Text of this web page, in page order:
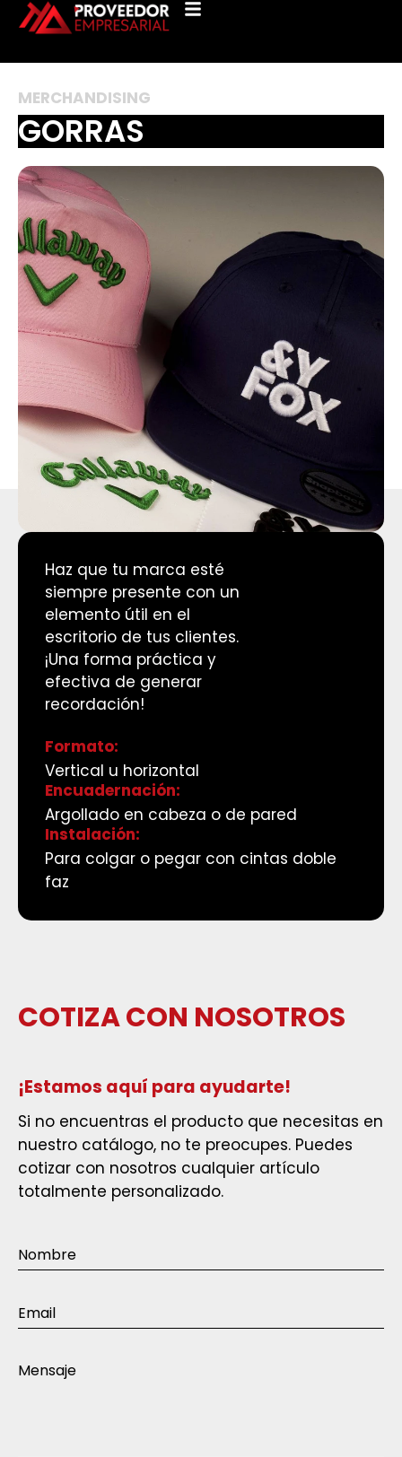
MERCHANDISING
GORRAS
Haz que tu marca esté
siempre presente con un
elemento útil en el
escritorio de tus clientes.
¡Una forma práctica y
efectiva de generar
recordación!
Formato:
Vertical u horizontal
Encuadernación:
Argollado en cabeza o de pared
Instalación:
Para colgar o pegar con cintas doble
faz
COTIZACON NOSOTROS
¡Estamos aquí para ayudarte!
Si no encuentras el producto que necesitas en
nuestro catálogo, no te preocupes. Puedes
cotizar con nosotros cualquier artículo
totalmente personalizado.